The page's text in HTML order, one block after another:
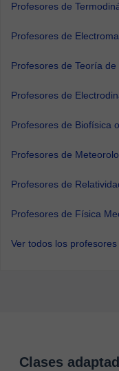
Profesores de
Profesores de
Profesores de Teoría
Profesores de
Profesores de Biofísica
Profesores de
Profesores de
Profesores de Física
Ver todos los
Clases